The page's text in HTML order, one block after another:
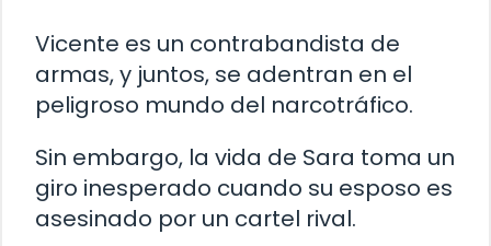
Vicente es un contrabandista de
armas, y juntos, se adentran en el
peligroso mundo del narcotráfico.
Sin embargo, la vida de Sara toma un
giro inesperado cuando su esposo es
asesinado por un cartel rival.